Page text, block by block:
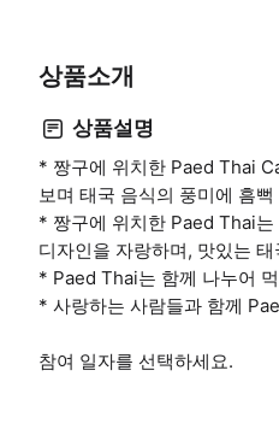
상품소개
상품설명
* 짱구에 위치한 Paed Thai
보며 태국 음식의 풍미에 흠
* 짱구에 위치한 Paed Thai
디자인을 자랑하며, 맛있는
* Paed Thai는 함께 나누어
* 사랑하는 사람들과 함께
참여 일자를 선택하세요.